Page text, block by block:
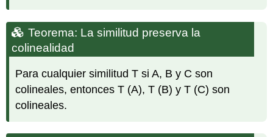
Teorema: La similitud preserva la
colinealidad
Para cualquier similitud T si A, B y C son
colineales, entonces T (A), T (B) y T (C) son
colineales.